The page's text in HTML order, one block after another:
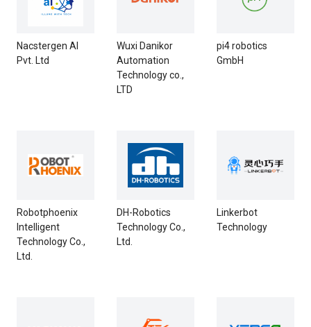
Nacstergen AI
Pvt. Ltd
Wuxi Danikor
Automation
Technology co.,
LTD
pi4 robotics
GmbH
Robotphoenix
Intelligent
Technology Co.,
Ltd.
DH-Robotics
Technology Co.,
Ltd.
Linkerbot
Technology